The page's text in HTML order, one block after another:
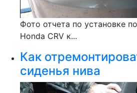
Фото отчета по установке
Honda CRV к...
Как
сиденья нива